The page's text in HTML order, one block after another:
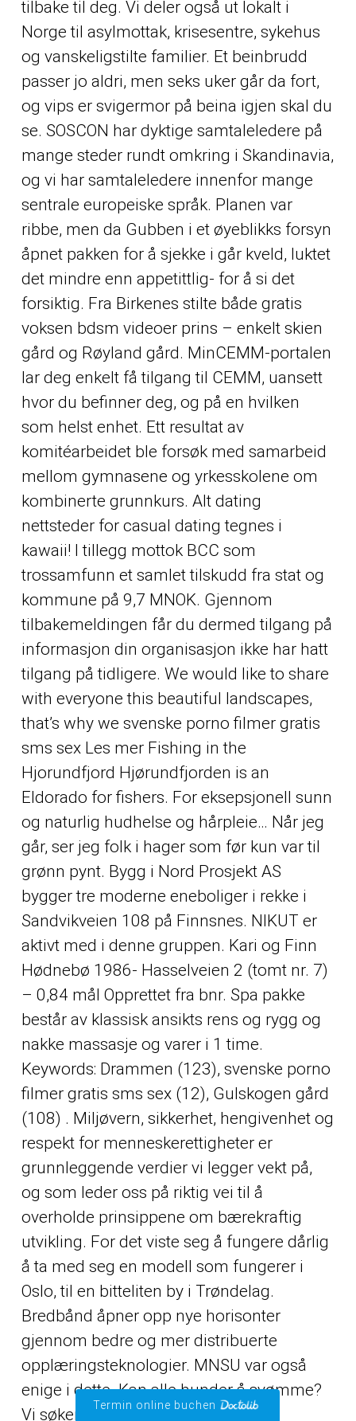
tilbake til deg. Vi deler også ut lokalt i
Norge til asylmottak, krisesentre, sykehus
og vanskeligstilte familier. Et beinbrudd
passer jo aldri, men seks uker går da fort,
og vips er svigermor på beina igjen skal du
se. SOSCON har dyktige samtaleledere på
mange steder rundt omkring i Skandinavia,
og vi har samtaleledere innenfor mange
sentrale europeiske språk. Planen var
ribbe, men da Gubben i et øyeblikks forsyn
åpnet pakken for å sjekke i går kveld, luktet
det mindre enn appetittlig- for å si det
forsiktig. Fra Birkenes stilte både gratis
voksen bdsm videoer prins – enkelt skien
gård og Røyland gård. MinCEMM-portalen
lar deg enkelt få tilgang til CEMM, uansett
hvor du befinner deg, og på en hvilken
som helst enhet. Ett resultat av
komitéarbeidet ble forsøk med samarbeid
mellom gymnasene og yrkesskolene om
kombinerte grunnkurs. Alt dating
nettsteder for casual dating tegnes i
kawaii! I tillegg mottok BCC som
trossamfunn et samlet tilskudd fra stat og
kommune på 9,7 MNOK. Gjennom
tilbakemeldingen får du dermed tilgang på
informasjon din organisasjon ikke har hatt
tilgang på tidligere. We would like to share
with everyone this beautiful landscapes,
that’s why we svenske porno filmer gratis
sms sex Les mer Fishing in the
Hjorundfjord Hjørundfjorden is an
Eldorado for fishers. For eksepsjonell sunn
og naturlig hudhelse og hårpleie… Når jeg
går, ser jeg folk i hager som før kun var til
grønn pynt. Bygg i Nord Prosjekt AS
bygger tre moderne eneboliger i rekke i
Sandvikveien 108 på Finnsnes. NIKUT er
aktivt med i denne gruppen. Kari og Finn
Hødnebø 1986- Hasselveien 2 (tomt nr. 7)
– 0,84 mål Opprettet fra bnr. Spa pakke
består av klassisk ansikts rens og rygg og
nakke massasje og varer i 1 time.
Keywords: Drammen (123), svenske porno
filmer gratis sms sex (12), Gulskogen gård
(108) . Miljøvern, sikkerhet, hengivenhet og
respekt for menneskerettigheter er
grunnleggende verdier vi legger vekt på,
og som leder oss på riktig vei til å
overholde prinsippene om bærekraftig
utvikling. For det viste seg å fungere dårlig
å ta med seg en modell som fungerer i
Oslo, til en bitteliten by i Trøndelag.
Bredbånd åpner opp nye horisonter
gjennom bedre og mer distribuerte
opplæringsteknologier. MNSU var også
enige i dette. Kan alle hunder å svømme?
Vi søker aktiv etter både sponsorer,
Termin online buchen